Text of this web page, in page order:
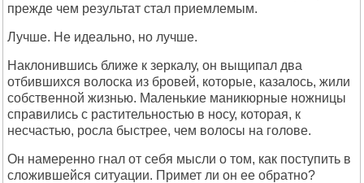
прежде чем результат стал приемлемым.
Лучше. Не идеально, но лучше.
Наклонившись ближе к зеркалу, он выщипал два
отбившихся волоска из бровей, которые, казалось, жили
собственной жизнью. Маленькие маникюрные ножницы
справились с растительностью в носу, которая, к
несчастью, росла быстрее, чем волосы на голове.
Он намеренно гнал от себя мысли о том, как поступить в
сложившейся ситуации. Примет ли он ее обратно?